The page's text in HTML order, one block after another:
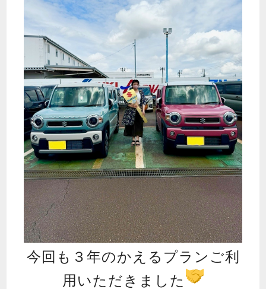
今回も３年のかえるプランご利
用いただきました